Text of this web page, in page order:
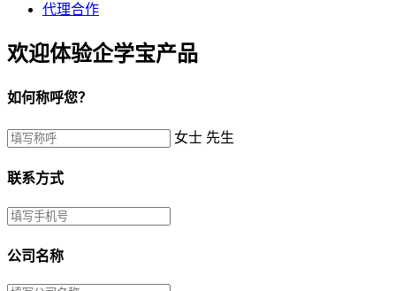
代理合作
欢迎体验企学宝产品
如何称呼您？
女士 先生
联系方式
公司名称